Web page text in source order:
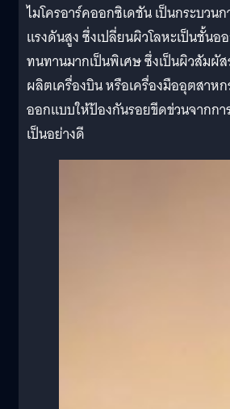
ไมโครอาร์คออกซิเดชัน เป็นกระบวน
แรงดันสูง ซึ่งเปลี่ยนผิวโลหะเป็นชั้น
ทนทานมากเป็นพิเศษ ซึ่งเป็นผิวสัมผั
ผลิตเครื่องบิน หรือเครื่องมืออุตสาห
ออกแบบให้ป้องกันรอยขีดข่วนจากกา
เป็นอย่างดี